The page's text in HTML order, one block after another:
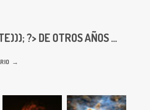
?> DE OTROS AÑOS ...